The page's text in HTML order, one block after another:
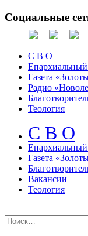
Социальные
С В О
Епархиальный
Газета
Радио
Теология
С В О
Епархиальный
Газета
Вакансии
Теология